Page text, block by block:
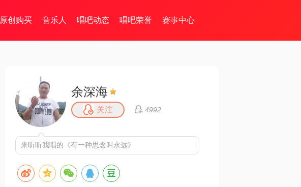
原创购买 音乐人 唱吧动态 唱吧荣誉 赛事中心
余深海
关注 4992
来听听我唱的《有一种思念叫永远》